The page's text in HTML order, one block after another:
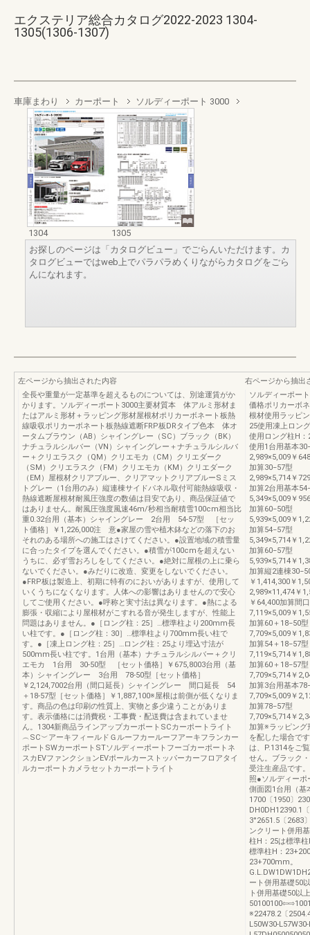
エクステリア総合カタログ2022-2023 1304-
1305(1306-1307)
車庫まわり カーポート ソルディーポート 3000
1304
1305
お探しのページは「カタログビュー」でごらんいただけます。カ
タログビューではweb上でパラパラめくりながらカタログをごら
んになれます。
左ページから抽出された内容
全長や重量が一定基準を超えるものについては、別途運賃がか
かります。ソルディーポート3000主要材質本 体アルミ形材ま
たはアルミ形材＋ラッピング形材屋根材ポリカーボネート板熱
線吸収ポリカーボネート板熱線遮断FRP板DRタイプ色本 体オ
ータムブラウン（AB）シャイングレー（SC）ブラック（BK）
ナチュラルシルバー（VN）シャイングレー＋ナチュラルシルバ
ー＋クリエラスク（QM）クリエモカ（CM）クリエダーク
（SM）クリエラスク（FM）クリエモカ（KM）クリエダーク
（EM）屋根材クリアブルー、クリアマットクリアブルーSミス
トグレー（1台用のみ）縦連棟サイドパネル取付可能熱線吸収・
熱線遮断屋根材耐風圧強度の数値は目安であり、商品保証値で
はありません。耐風圧強度風速46m/秒相当耐積雪100cm相当比
重0.32台用（基本）シャイングレー 2台用 54-57型 ［セッ
ト価格］￥1,226,000注 意●家屋の雪や植木鉢などの落下のお
それのある場所への施工はさけてください。●設置地域の積雪量
に合ったタイプを選んでください。●積雪が100cmを超えない
うちに、必ず雪おろしをしてください。●絶対に屋根の上に乗ら
ないでください。●みだりに改造、変更をしないでください。
●FRP板は製造上、初期に特有のにおいがありますが、使用して
いくうちになくなります。人体への影響はありませんので安心
してご使用ください。●呼称と実寸法は異なります。●熱による
膨張・収縮により屋根材がこすれる音が発生しますが、性能上
問題はありません。●［ロング柱：25］…標準柱より200mm長
い柱です。●［ロング柱：30］…標準柱より700mm長い柱で
す。●［凍上ロング柱：25］…ロング柱：25より埋込寸法が
500mm長い柱です。1台用（基本）ナチュラルシルバー＋クリ
エモカ 1台用 30-50型 ［セット価格］￥675,8003台用（基
本）シャイングレー 3台用 78-50型［セット価格］
￥2,124,7002台用（間口延長）シャイングレー 間口延長 54
＋18-57型［セット価格］￥1,887,100※屋根は前側が低くなりま
す。商品の色は印刷の性質上、実物と多少違うことがありま
す。表示価格には消費税・工事費・配送費は含まれていませ
ん。1304新商品ラインアップカーポートSCカーポートライト
︵SC︶アーキフィールドＧルーフカールーフアーキフランカー
ポートSWカーポートSTソルディーポートフーゴカーポートネ
スカEVファンクションEVポールカーストッパーカーフロアタイ
ルカーポートカメラセットカーポートライト
右ページから抽出
ソルディーポー
価格ポリカーボ
根材使用ラッピ
25使用凍上ロン
使用ロング柱H
使用1台用基本
2,989×5,009￥
加算30−57型
2,989×5,714￥
加算2台用基本
5,349×5,009￥
加算60−50型
5,939×5,009￥
加算54−57型
5,349×5,714￥
加算60−57型
5,939×5,714￥
加算縦2連棟
￥1,414,300￥
2,989×11,474￥
￥64,400加算間
7,119×5,009￥
加算60＋18−50型
7,709×5,009￥
加算54＋18−57型
7,119×5,714￥
加算60＋18−57型
7,709×5,714￥
加算3台用基本
7,709×5,009￥
加算78−57型
7,709×5,714￥
加算※ラッピング
を配した場合で
は、P.1314をご
せん。ブラック
受注生産品です
照●ソルディー
側面図1台用（基
1700〔1950〕
DH0DH12390.1
3°2651.5〔2683
ンクリート併用
柱H：25は標準
標準柱H：
23+700mm。
ート併用基礎50
ト併用基礎50以
※22478.2〔
L50W30-